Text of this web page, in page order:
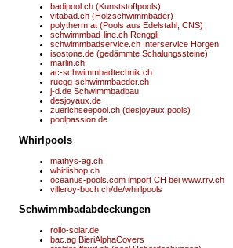
badipool.ch (Kunststoffpools)
vitabad.ch (Holzschwimmbäder)
polytherm.at (Pools aus Edelstahl, CNS)
schwimmbad-line.ch Renggli
schwimmbadservice.ch Interservice Horgen
isostone.de (gedämmte Schalungssteine)
marlin.ch
ac-schwimmbadtechnik.ch
ruegg-schwimmbaeder.ch
j-d.de Schwimmbadbau
desjoyaux.de
zuerichseepool.ch (desjoyaux pools)
poolpassion.de
Whirlpools
mathys-ag.ch
whirlishop.ch
oceanus-pools.com import CH bei www.rrv.ch
villeroy-boch.ch/de/whirlpools
Schwimmbadabdeckungen
rollo-solar.de
bac.ag BieriAlphaCovers